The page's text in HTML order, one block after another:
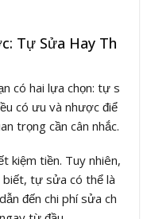
Tự Sửa Hay Th
có hai lựa chọn: tự s
có ưu và nhược điể
trọng cần cân nhắc.
kiệm tiền. Tuy nhiên,
biết, tự sửa có thể là
đến chi phí sửa ch